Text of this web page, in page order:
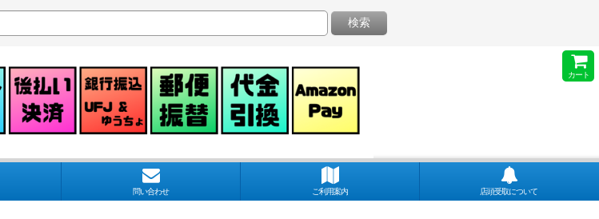
カート
検索
問い合わせ ご利用案内 店頭受取について